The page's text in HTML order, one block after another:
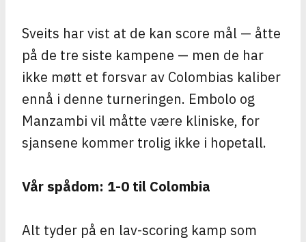
Sveits har vist at de kan score mål — åtte
på de tre siste kampene — men de har
ikke møtt et forsvar av Colombias kaliber
ennå i denne turneringen. Embolo og
Manzambi vil måtte være kliniske, for
sjansene kommer trolig ikke i hopetall.
Vår spådom: 1-0 til Colombia
Alt tyder på en lav-scoring kamp som